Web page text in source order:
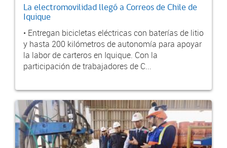
La electromovilidad llegó a Correos de Chile de
Iquique
• Entregan bicicletas eléctricas con baterías de litio
y hasta 200 kilómetros de autonomía para apoyar
la labor de carteros en Iquique. Con la
participación de trabajadores de C...